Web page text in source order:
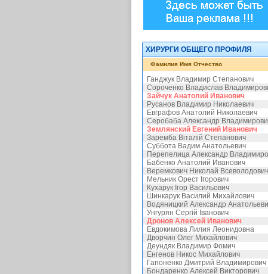
ХИРУРГИ ОБЩЕГО ПРОФИЛЯ
Фамилия Имя Отчество
Ганджук Владимир Степанович
Сороченко Владислав
Зайчук Анатолий Иванович
Русанов Владимир Николаевич
Евграфов Анатолий Николаевич
Серобаба Александр
Землянский Евгений Иванович
Заремба Віталій Степанович
Суббота Вадим Анатольевич
Перепелица Александр
Бабенко Анатолий Иванович
Веремкович Николай Всеволодович
Мельник Орест Ігорович
Кухарук Ігор Васильович
Шинкарук Василий Михайлович
Водяницкий Александр
Унгурян Сергій Іванович
Дронов Алексей Иванович
Евдокимова Лилия Леонидовна
Дворчин Олег Михайлович
Деундяк Владимир Фомич
Енгенов Никос Михайлович
Гапоненко Дмитрий Владимирович
Бондаренко Алексей Викторович